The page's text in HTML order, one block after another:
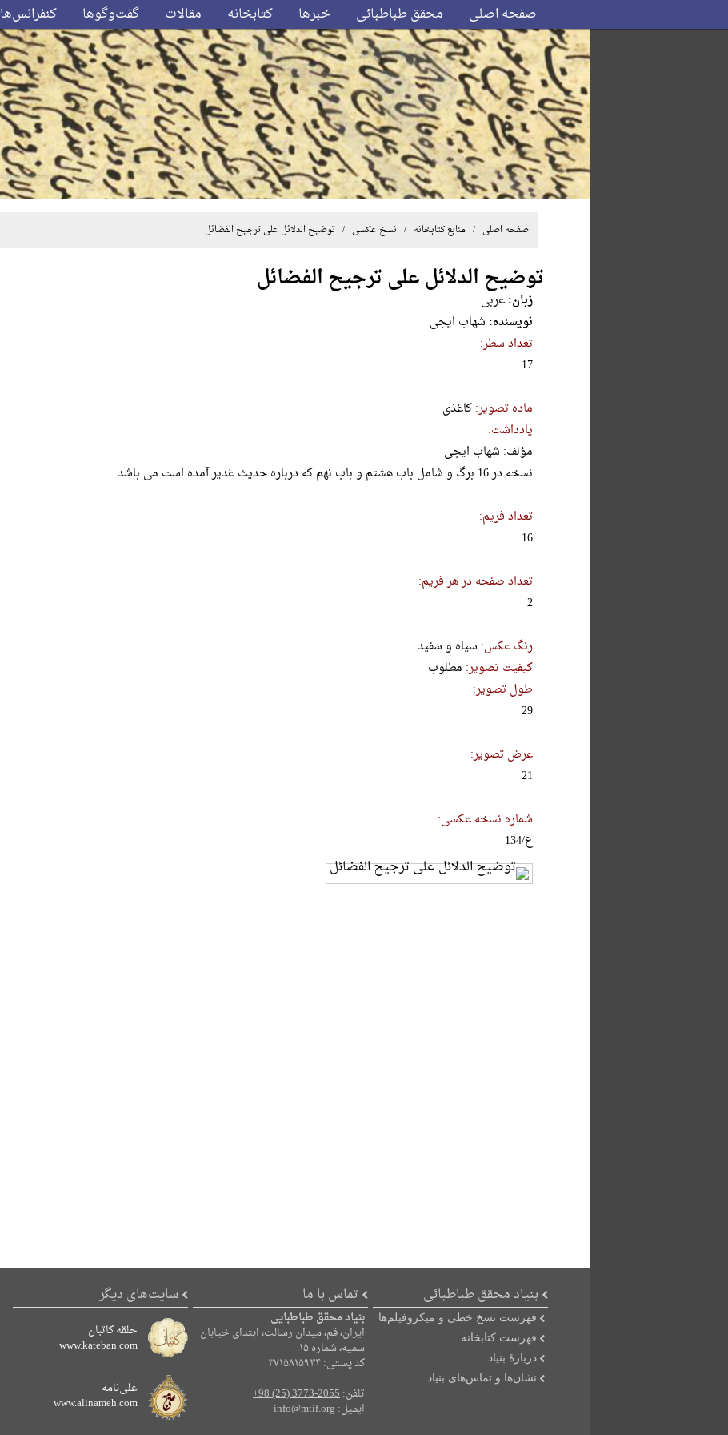
صفحه اصلی محقق طباطبائی خبرها کتابخانه مقالات گفت‌وگوها کنفرانس‌ها
صفحه اصلی / منابع کتابخانه / نسخ عکسی / توضیح الدلائل علی ترجیح الفضائل
توضیح الدلائل علی ترجیح الفضائل
زبان:عربی
نویسنده: شهاب ایجی
تعداد سطر:
17
ماده تصویر:کاغذی
یادداشت:
مؤلف: شهاب ایجی
نسخه در 16 برگ و شامل باب هشتم و باب نهم که درباره حدیث غدیر آمده است می باشد.
تعداد فریم:
16
تعداد صفحه در هر فریم:
2
رنگ عکس: سیاه و سفید
کیفیت تصویر: مطلوب
طول تصویر:
29
عرض تصویر:
21
شماره نسخه عکسی:
ع/134
بنیاد محقق طباطبائی
فهرست نسخ خطی و میکروفیلم‌ها
فهرست کتابخانه
دربارۀ بنیاد
نشان‌ها و تماس‌های بنیاد
تماس با ما
بنیاد محقق طباطبایی
ایران، قم، میدان رسالت، ابتدای خیابان
سمیه، شماره ۱۵.
کد پستی: ۳۷۱۵۸۱۵۹۳۴
تلفن:+98 (25) 3773-2055
ایمیل:info@mtif.org
سایت‌های دیگر
حلقه کاتبان
www.kateban.com
علی‌نامه
www.alinameh.com